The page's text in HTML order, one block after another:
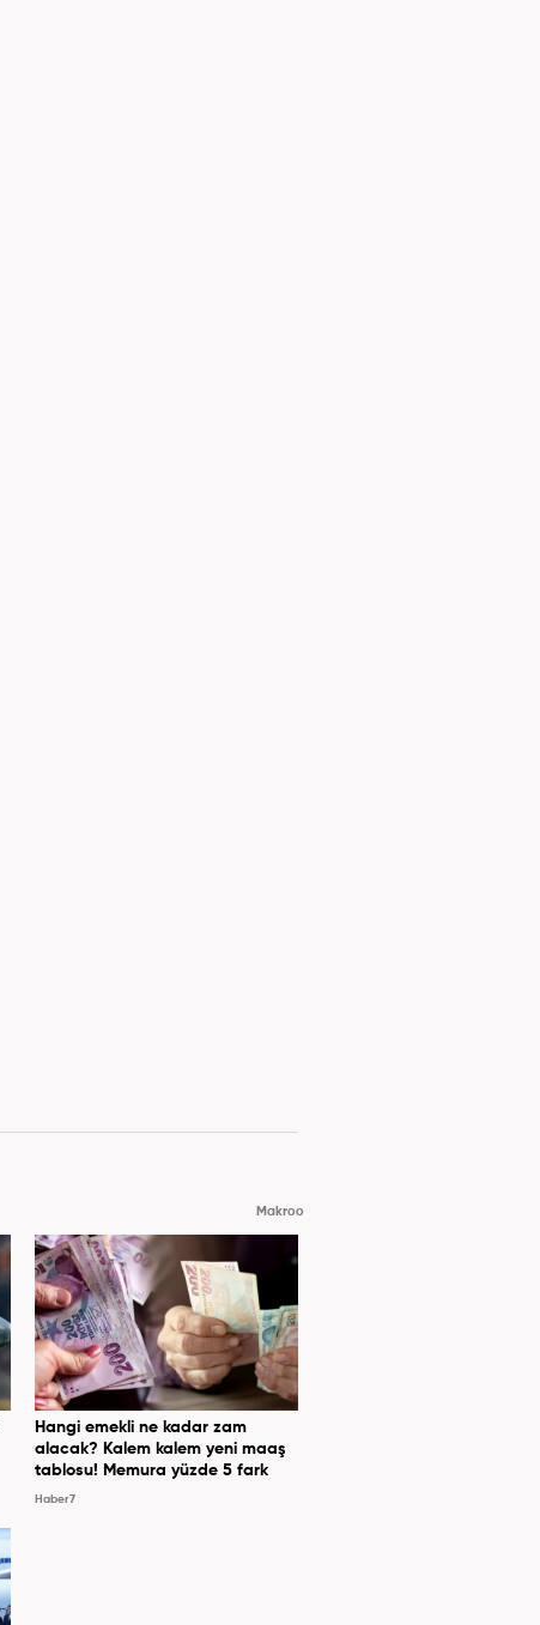
Makroo
Hangi emekli ne kadar zam
alacak? Kalem kalem yeni maaş
tablosu! Memura yüzde 5 fark
Haber7